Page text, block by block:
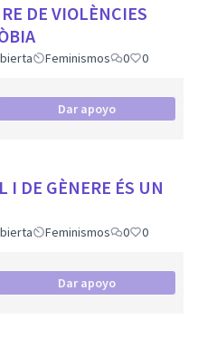
DE VIOLÈNCIES
Feminismos 0 0
Dar apoyo
I DE GÈNERE ÉS UN
Feminismos 0 0
Dar apoyo